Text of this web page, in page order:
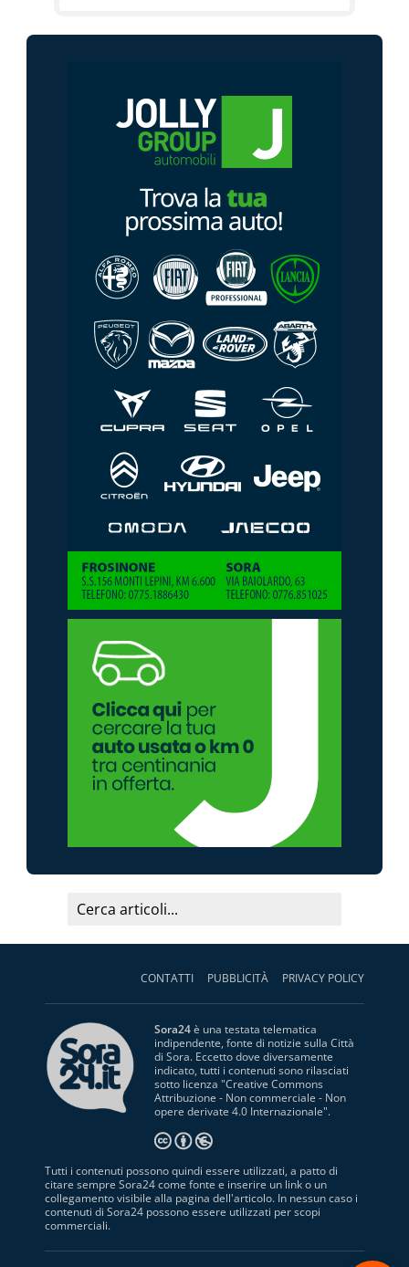
CONTATTI PUBBLICITÀ PRIVACY POLICY
Sora24è una testata telematica
indipendente, fonte di notizie sulla Città
di Sora. Eccetto dove diversamente
indicato, tutti i contenuti sono rilasciati
sotto licenza "Creative Commons
Attribuzione - Non commerciale - Non
opere derivate 4.0 Internazionale".
Tutti i contenuti possono quindi essere utilizzati, a patto di
citare sempre Sora24 come fonte e inserire un link o un
collegamento visibile alla pagina dell'articolo. In nessun caso i
contenuti di Sora24 possono essere utilizzati per scopi
commerciali.